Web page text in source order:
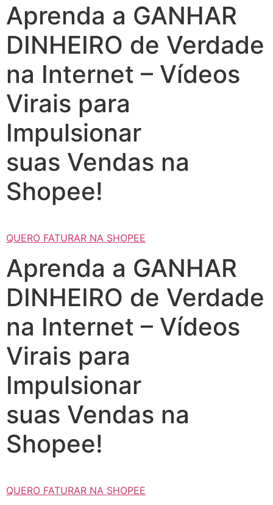
Aprenda a GANHAR
DINHEIRO de Verdade
na Internet – Vídeos
Virais para
Impulsionar
suas Vendas na
Shopee!
QUERO FATURAR NA SHOPEE
Aprenda a GANHAR
DINHEIRO de Verdade
na Internet – Vídeos
Virais para
Impulsionar
suas Vendas na
Shopee!
QUERO FATURAR NA SHOPEE